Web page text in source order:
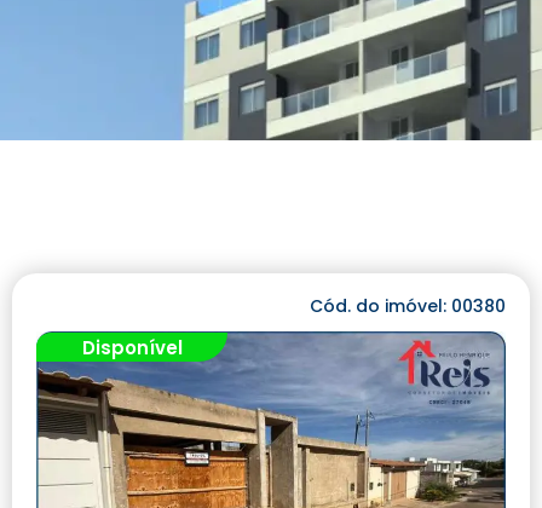
Cód. do imóvel: 00380
Disponível